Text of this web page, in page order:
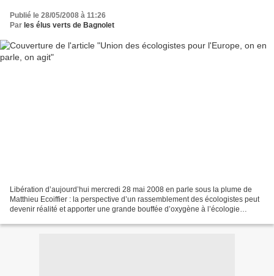
Publié le 28/05/2008 à 11:26
Par les élus verts de Bagnolet
Libération d’aujourd’hui mercredi 28 mai 2008 en parle sous la plume de
Matthieu Ecoiffier : la perspective d’un rassemblement des écologistes peut
devenir réalité et apporter une grande bouffée d’oxygène à l’écologie